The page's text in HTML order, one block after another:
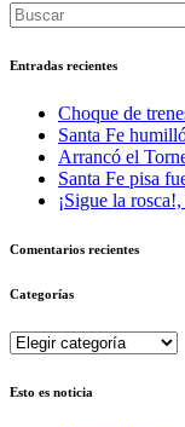
Entradas recientes
Choque de
Santa Fe
Arrancó el
Santa Fe pisa
¡Sigue la
Comentarios recientes
Categorías
Categorías
Esto es noticia